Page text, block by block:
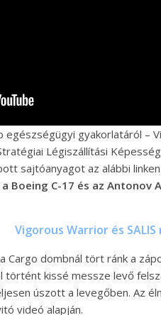
egészségügyi gyakorlatáról –
Légiszállítási
sajtóanyagot az alábbi
a Boeing C-17 és az Antonov
Vigorous Warrior és
Cargo dombnál tört ránk a
kissé messze levő
úszott a levegőben. Az
videó alapján.